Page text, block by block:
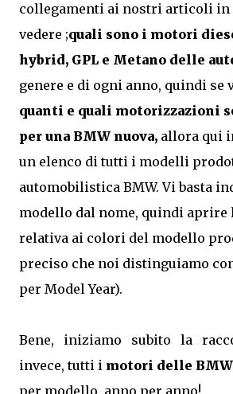
collegamenti ai nostri articoli in
vedere ;quali sono i motori
hybrid, GPL e Metano delle
genere e di ogni anno, quindi se
quanti e quali motorizzazioni
per una BMW nuova, allora qui
un elenco di tutti i modelli
automobilistica BMW. Vi basta
modello dal nome, quindi aprire
relativa ai colori del modello
preciso che noi distinguiamo
per Model Year).
Bene, iniziamo subito la
invece, tutti i motori delle
per modello, anno per anno!